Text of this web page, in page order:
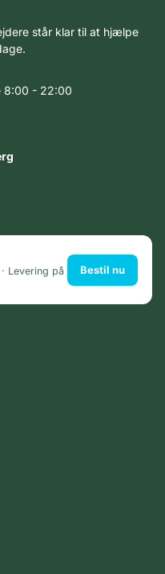
står klar til at hjælpe
8:00 - 22:00
Levering på
Bestil nu